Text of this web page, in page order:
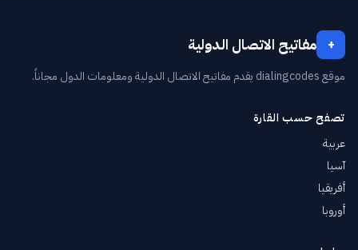
+ مفاتيح الاتصال الدولية
موقع dialingcodes يقدم مفاتيح الاتصال الدولية ومعلومات الدول مجاناً.
تصفح حسب القارة
عربية
آسيا
أفريقيا
أوروبا